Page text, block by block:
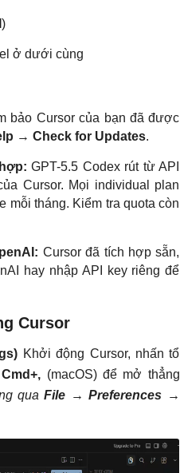
)
ở dưới cùng
bảo Cursor của bạn đã được
→ Check for Updates.
GPT-5.5 Codex rút từ API
Cursor. Mọi individual plan
mỗi tháng. Kiểm tra quota còn
Cursor đã tích hợp sẵn,
hay nhập API key riêng để
Cursor
Khởi động Cursor, nhấn tổ
Cmd+, (macOS) để mở thẳng
quaFile →Preferences →